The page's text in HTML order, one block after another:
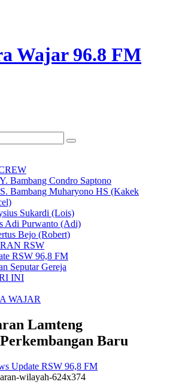
Wajar 96.8 FM
Bambang Condro Saptono
Bambang Muharyono HS (Kakek
Sukardi (Lois)
Adi Purwanto (Adi)
Bejo (Robert)
RSW
RSW 96,8 FM
Seputar Gereja
INI
WAJAR
Lamteng
Baru
Update RSW 96,8 FM